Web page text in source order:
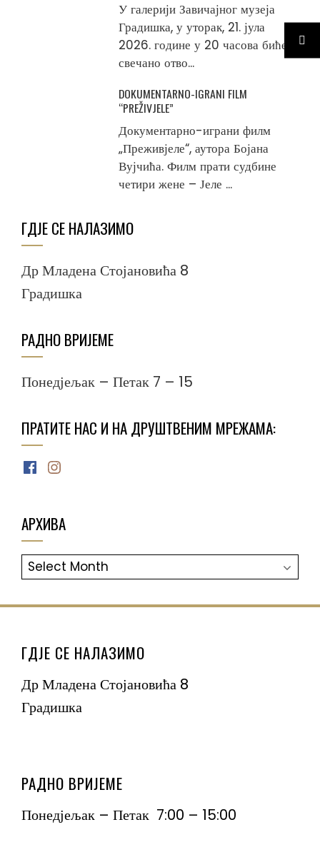
У галерији Завичајног музеја
Градишка, у уторак, 21. јула
2026. године у 20 часова биће
свечано отво...
DOKUMENTARNO-IGRANI FILM
“PREŽIVJELE”
Документарно-играни филм
„Преживјеле“, аутора Бојана
Вујчића. Филм прати судбине
четири жене – Јеле ...
ГДЈЕ СЕ НАЛАЗИМО
Др Младена Стојановића 8
Градишка
РАДНО ВРИЈЕМЕ
Понедјељак – Петак 7 – 15
ПРАТИТЕ НАС И НА ДРУШТВЕНИМ МРЕЖАМА:
Facebook
Instagram
АРХИВА
АРХИВА
ГДЈЕ СЕ НАЛАЗИМО
Др Младена Стојановића 8
Градишка
РАДНО ВРИЈЕМЕ
Понедјељак – Петак 7:00 – 15:00